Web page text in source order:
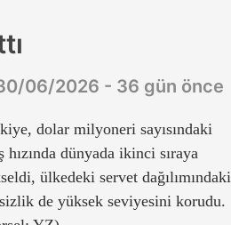
06/2026 - 36 gün önce
dolar milyoneri sayısındaki
hızında dünyada ikinci sıraya
ülkedeki servet dağılımındaki
de yüksek seviyesini korudu.